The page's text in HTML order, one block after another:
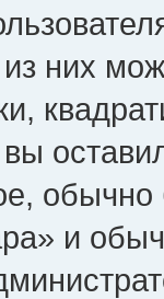
них
и